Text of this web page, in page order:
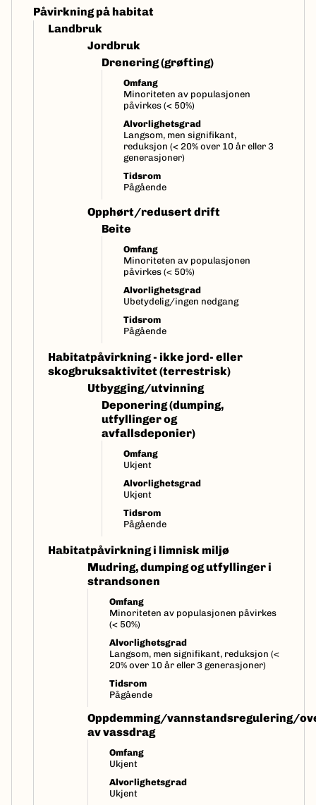
Påvirkning på habitat
Landbruk
Jordbruk
Drenering (grøfting)
Omfang
Minoriteten av populasjonen
påvirkes (< 50%)
Alvorlighetsgrad
Langsom, men signifikant,
reduksjon (< 20% over 10 år eller 3
generasjoner)
Tidsrom
Pågående
Opphørt/redusert drift
Beite
Omfang
Minoriteten av populasjonen
påvirkes (< 50%)
Alvorlighetsgrad
Ubetydelig/ingen nedgang
Tidsrom
Pågående
Habitatpåvirkning - ikke jord- eller
skogbruksaktivitet (terrestrisk)
Utbygging/utvinning
Deponering (dumping,
utfyllinger og
avfallsdeponier)
Omfang
Ukjent
Alvorlighetsgrad
Ukjent
Tidsrom
Pågående
Habitatpåvirkning i limnisk miljø
Mudring, dumping og utfyllinger i
strandsonen
Omfang
Minoriteten av populasjonen påvirkes
(< 50%)
Alvorlighetsgrad
Langsom, men signifikant, reduksjon (<
20% over 10 år eller 3 generasjoner)
Tidsrom
Pågående
Oppdemming/vannstandsregulering/
av vassdrag
Omfang
Ukjent
Alvorlighetsgrad
Ukjent